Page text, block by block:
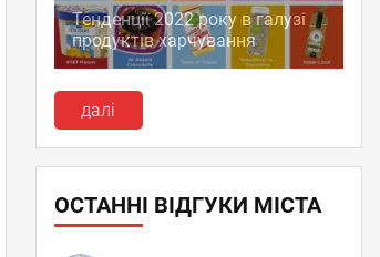
Тенденції 2022 року в галузі
продуктів харчування
далі
ОСТАННІ ВІДГУКИ МІСТА